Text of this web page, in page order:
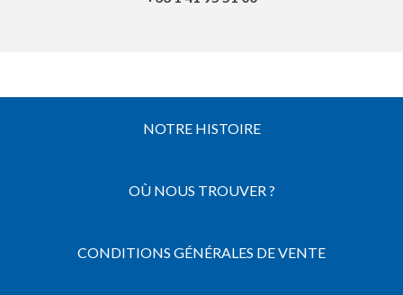
NOTRE HISTOIRE
OÙ NOUS TROUVER ?
CONDITIONS GÉNÉRALES DE VENTE